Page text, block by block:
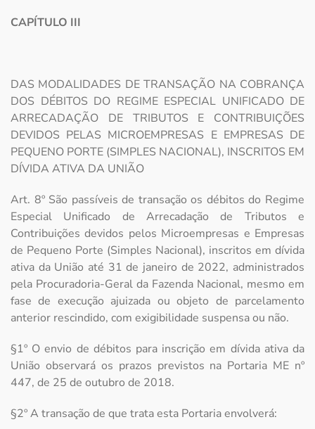
CAPÍTULO III
DAS MODALIDADES DE TRANSAÇÃO NA COBRANÇA
DOS DÉBITOS DO REGIME ESPECIAL UNIFICADO DE
ARRECADAÇÃO DE TRIBUTOS E CONTRIBUIÇÕES
DEVIDOS PELAS MICROEMPRESAS E EMPRESAS DE
PEQUENO PORTE (SIMPLES NACIONAL), INSCRITOS EM
DÍVIDA ATIVA DA UNIÃO
Art. 8º São passíveis de transação os débitos do Regime
Especial Unificado de Arrecadação de Tributos e
Contribuições devidos pelos Microempresas e Empresas
de Pequeno Porte (Simples Nacional), inscritos em dívida
ativa da União até 31 de janeiro de 2022, administrados
pela Procuradoria-Geral da Fazenda Nacional, mesmo em
fase de execução ajuizada ou objeto de parcelamento
anterior rescindido, com exigibilidade suspensa ou não.
§1º O envio de débitos para inscrição em dívida ativa da
União observará os prazos previstos na Portaria ME nº
447, de 25 de outubro de 2018.
§2º A transação de que trata esta Portaria envolverá: